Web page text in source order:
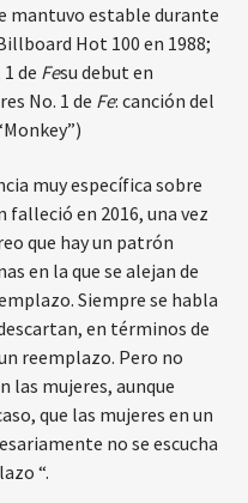
mantuvo estable durante
Hot 100 en 1988;
de Fesu debut en
No. 1 de Fe: canción del
muy específica sobre
falleció en 2016, una vez
que hay un patrón
en la que se alejan de
Siempre se habla
en términos de
reemplazo. Pero no
las mujeres, aunque
que las mujeres en un
no se escucha
“.